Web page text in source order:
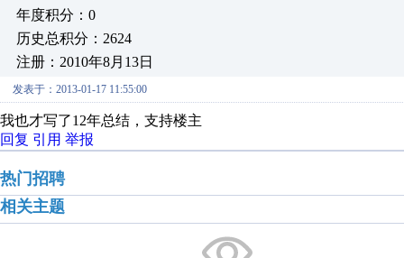
年度积分：0
历史总积分：2624
注册：2010年8月13日
发表于：2013-01-17 11:55:00
我也才写了12年总结，支持楼主
回复 引用 举报
热门招聘
相关主题